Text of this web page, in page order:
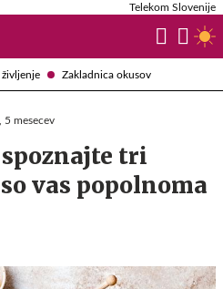
življenje Zakladnica okusov
Telekom Slovenije
5 mesecev
tri
vas popolnoma